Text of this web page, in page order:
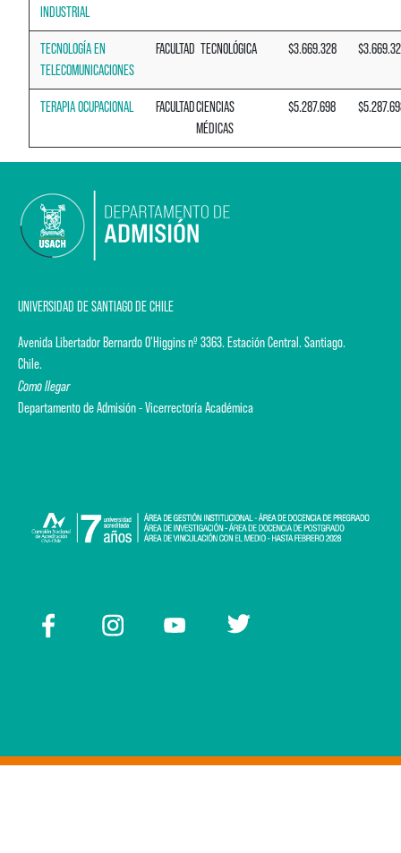
INDUSTRIAL
TECNOLOGÍA EN
TELECOMUNICACIONES
FACULTAD TECNOLÓGICA $3.669.328
TERAPIA OCUPACIONAL FACULTADCIENCIAS
MÉDICAS
$5.287.698
UNIVERSIDAD DE SANTIAGO DE CHILE
Avenida Libertador Bernardo O'Higgins nº 3363. Estación Central. Santiago.
Chile.
Como llegar
Departamento de Admisión - Vicerrectoría Académica